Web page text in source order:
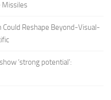
Missiles
Reshape Beyond-Visual-
‘strong potential’: